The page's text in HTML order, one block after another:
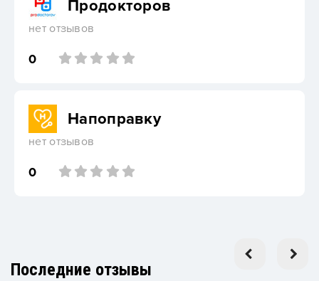
Продокторов
нет отзывов
0
Напоправку
нет отзывов
0
Последние отзывы